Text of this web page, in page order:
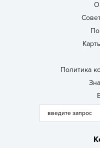
Политика